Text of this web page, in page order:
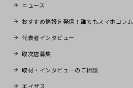
ニュース
おすすめ情報を発信！誰でもスマホコラム
代表者インタビュー
取次店募集
取材・インタビューのご相談
エイザス